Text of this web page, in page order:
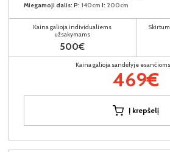
Miegamoji dalis: P: 140cm I: 200cm
Kaina galioja individualiems
užsakymams
500€
Kaina galioja sandėlyje
469€
Į krepšelį